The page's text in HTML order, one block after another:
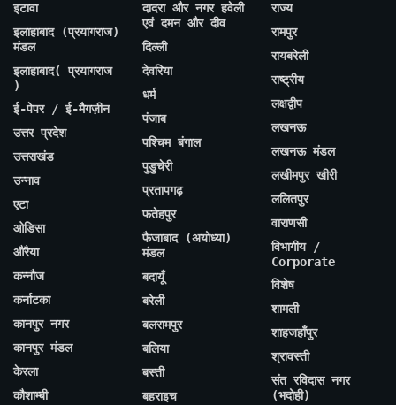
इटावा
इलाहाबाद (प्रयागराज)
मंडल
इलाहाबाद( प्रयागराज
)
ई-पेपर / ई-मैगज़ीन
उत्तर प्रदेश
उत्तराखंड
उन्नाव
एटा
ओडिसा
औरैया
कन्नौज
कर्नाटका
कानपुर नगर
कानपुर मंडल
केरला
कौशाम्बी
दादरा और नगर हवेली
एवं दमन और दीव
दिल्ली
देवरिया
धर्म
पंजाब
पश्चिम बंगाल
पुडुचेरी
प्रतापगढ़
फतेहपुर
फैजाबाद (अयोध्या)
मंडल
बदायूँ
बरेली
बलरामपुर
बलिया
बस्ती
बहराइच
राज्य
रामपुर
रायबरेली
राष्ट्रीय
लक्षद्वीप
लखनऊ
लखनऊ मंडल
लखीमपुर खीरी
ललितपुर
वाराणसी
विभागीय /
Corporate
विशेष
शामली
शाहजहाँपुर
श्रावस्ती
संत रविदास नगर
(भदोही)